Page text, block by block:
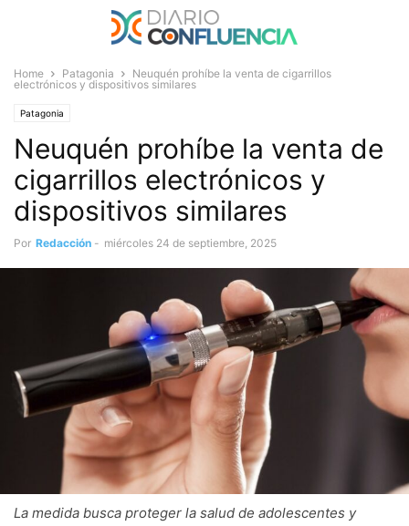
Home Patagonia
Neuquén prohíbe la venta de cigarrillos
electrónicos y dispositivos similares
Patagonia
Neuquén prohíbe la venta de
cigarrillos electrónicos y
dispositivos similares
Por Redacción - miércoles 24 de septiembre, 2025
La medida busca proteger la salud de adolescentes y